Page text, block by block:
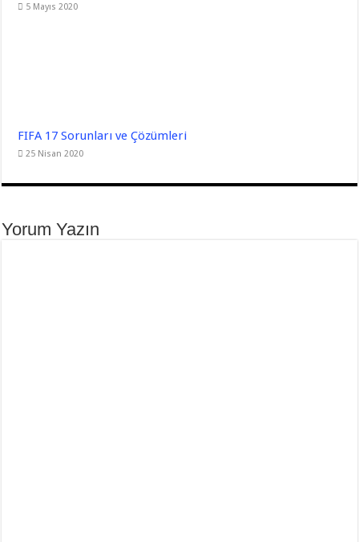
5 Mayıs 2020
FIFA 17 Sorunları ve Çözümleri
25 Nisan 2020
Yorum Yazın